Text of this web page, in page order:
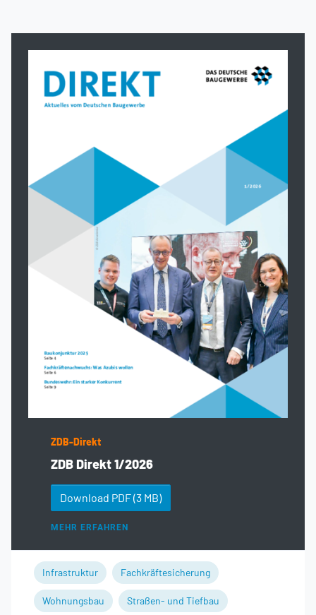
ZDB-Direkt
ZDB Direkt 1/2026
Download PDF(3 MB)
MEHR ERFAHREN
Infrastruktur Fachkräftesicherung
Wohnungsbau Straßen- und Tiefbau